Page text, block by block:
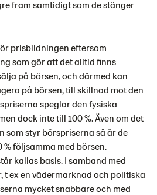
fram samtidigt som de stänger
prisbildningen eftersom
som gör att det alltid finns
på börsen, och därmed kan
på börsen, till skillnad mot den
speglar den fysiska
dock inte till 100 %. Även om det
som styr börspriserna så är de
följsamma med börsen.
kallas basis. I samband med
t ex en vädermarknad och politiska
mycket snabbare och med